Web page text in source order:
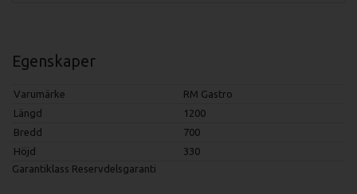
Egenskaper
Varumärke
RM Gastro
Längd
1200
Bredd
700
Höjd
330
Garantiklass Reservdelsgaranti